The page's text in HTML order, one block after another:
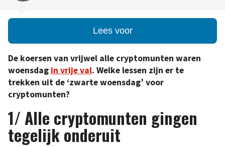
Lees voor
De koersen van vrijwel alle cryptomunten waren
woensdag in vrije val. Welke lessen zijn er te
trekken uit de ‘zwarte woensdag’ voor
cryptomunten?
1/ Alle cryptomunten gingen
tegelijk onderuit